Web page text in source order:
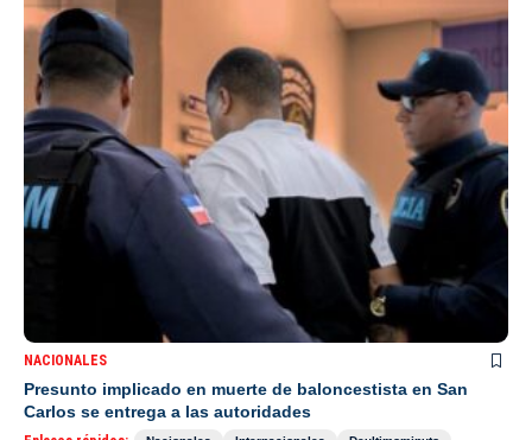
NACIONALES
Presunto implicado en muerte de baloncestista en San
Carlos se entrega a las autoridades